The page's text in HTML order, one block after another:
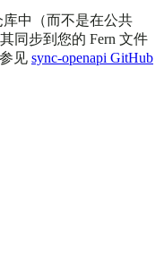
中（而不是在公共
同步到您的 Fern 文件
见 sync-openapi GitHub